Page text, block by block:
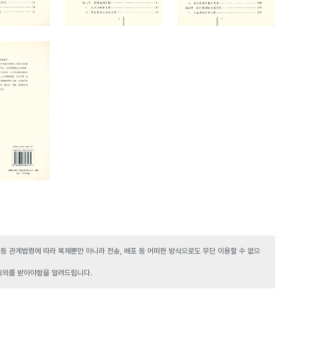
관계법령에 따라 복제뿐만 아니라 전송, 배포 등 어떠한 방식으로도 무단 이용할 수 없으
를 받아야함을 알려드립니다.